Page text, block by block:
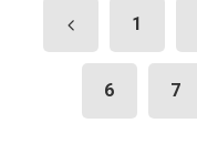
1
6 7